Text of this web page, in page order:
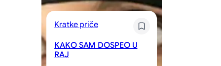
Kratke priče
KAKO SAM DOSPEO U
RAJ